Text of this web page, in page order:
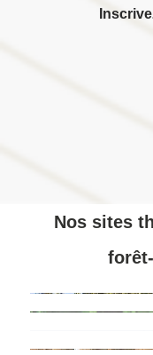
Nos sites